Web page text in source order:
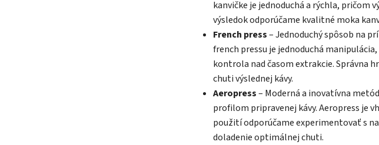
kanvičke je jednoduchá a rýchla, pričom
výsledok odporúčame kvalitné moka
French press– Jednoduchý spôsob na
french pressu je jednoduchá
kontrola nad časom extrakcie. Správna
chuti výslednej kávy.
Aeropress– Moderná a inovatívna
profilom pripravenej kávy. Aeropress je
použití odporúčame experimentovať s
doladenie optimálnej chuti.